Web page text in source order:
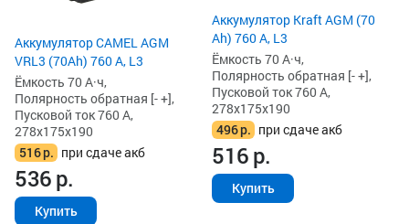
Аккумулятор CAMEL AGM
VRL3 (70Ah) 760 А, L3
Ёмкость 70 А·ч,
Полярность обратная [- +],
Пусковой ток 760 А,
278x175x190
516р. при сдаче акб
536р.
Купить
Аккумулятор Kraft AGM (70
Ah) 760 А, L3
Ёмкость 70 А·ч,
Полярность обратная [- +],
Пусковой ток 760 А,
278x175x190
496р. при сдаче акб
516р.
Купить